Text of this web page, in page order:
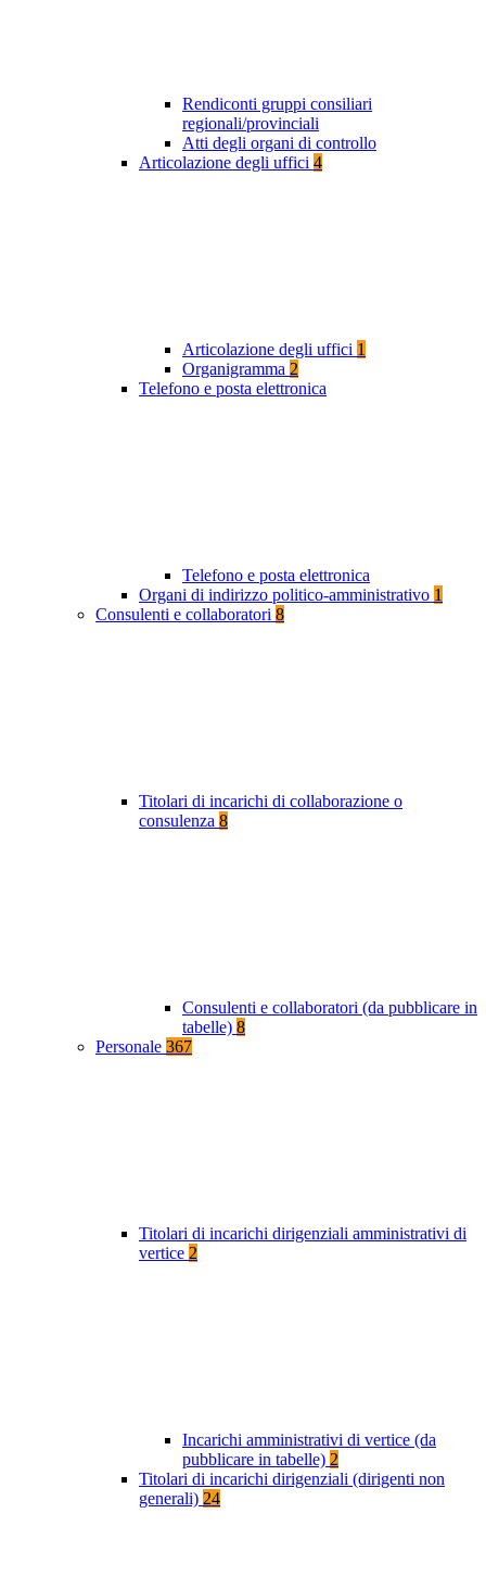
Rendiconti gruppi consiliari
regionali/provinciali
Atti degli organi di controllo
Articolazione degli uffici 4
Articolazione degli uffici 1
Organigramma 2
Telefono e posta elettronica
Telefono e posta elettronica
Organi di indirizzo politico-amministrativo 1
Consulenti e collaboratori 8
Titolari di incarichi di collaborazione o
consulenza 8
Consulenti e collaboratori (da pubblicare in
tabelle) 8
Personale 367
Titolari di incarichi dirigenziali amministrativi di
vertice 2
Incarichi amministrativi di vertice (da
pubblicare in tabelle) 2
Titolari di incarichi dirigenziali (dirigenti non
generali) 24